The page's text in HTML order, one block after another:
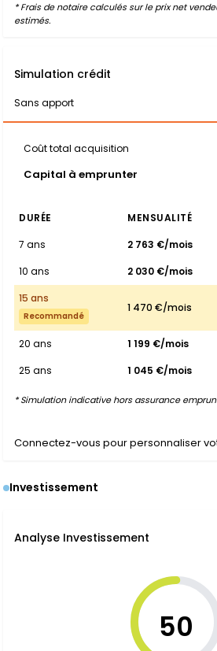
* Frais de notaire calculés sur le prix net
estimés.
Simulation crédit
Sans apport
Coût total acquisition
Capital à emprunter
DURÉE MENSUALITÉ
7 ans
2 763 €/mois
10 ans
2 030 €/mois
15 ans
Recommandé
1 470 €/mois
20 ans 1 199 €/mois
25 ans
1 045 €/mois
* Simulation indicative hors assurance
Connectez-vous pour personnaliser
Investissement
Analyse Investissement
50